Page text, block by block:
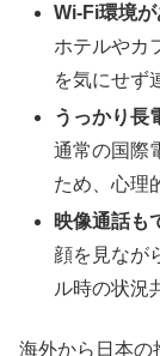
Wi-Fi環境
ホテルやカ
を気にせず
うっかり長
通常の国際
ため、心理
映像通話も
顔を見なが
ル時の状況
海外から日本の